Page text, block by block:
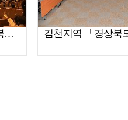
2019년「제7회 경상북도 청렴도민감사관 워크숍」개최(2019.10.21)